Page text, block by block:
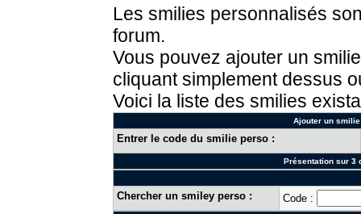
Les smilies personnalisés
forum.
Vous pouvez ajouter un
cliquant simplement dessus
Voici la liste des smilies
Ajouter un
Entrer le code du smilie perso :
Présentation sur 3
Chercher un smiley perso : Code :